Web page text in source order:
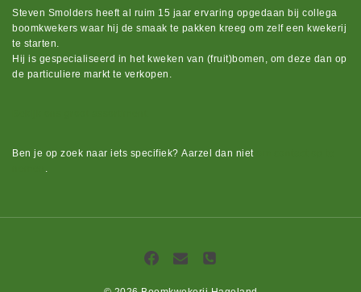
Steven Smolders heeft al ruim 15 jaar ervaring opgedaan bij collega
boomkwekers waar hij de smaak te pakken kreeg om zelf een kwekerij
te starten.
Hij is gespecialiseerd in het kweken van (fruit)bomen, om deze dan op
de particuliere markt te verkopen.
Ben je op zoek naar iets specifiek? Aarzel dan niet
.